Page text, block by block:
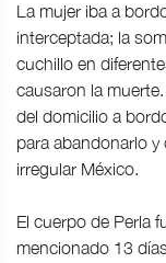
La mujer iba a
interceptada; la
cuchillo en
causaron la
del domicilio a
para abandonarlo
irregular México.
El cuerpo de Perla
mencionado 13